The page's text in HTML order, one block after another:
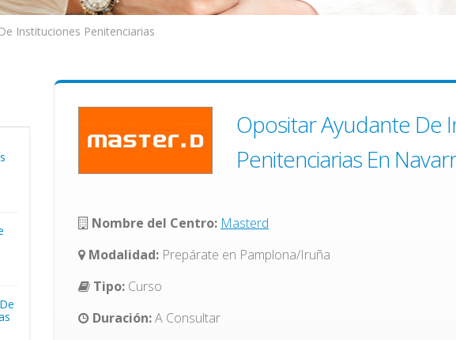
Instituciones Penitenciarias
Opositar Ayudante De
Penitenciarias En
Nombre del Centro: Masterd
Modalidad: Prepárate en Pamplona/Iruña
Tipo: Curso
Duración:A Consultar